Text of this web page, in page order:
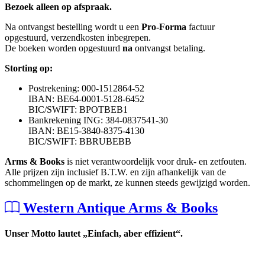
Bezoek alleen op afspraak.
Na ontvangst bestelling wordt u een Pro-Forma factuur
opgestuurd, verzendkosten inbegrepen.
De boeken worden opgestuurd na ontvangst betaling.
Storting op:
Postrekening: 000-1512864-52
IBAN: BE64-0001-5128-6452
BIC/SWIFT: BPOTBEB1
Bankrekening ING: 384-0837541-30
IBAN: BE15-3840-8375-4130
BIC/SWIFT: BBRUBEBB
Arms & Books is niet verantwoordelijk voor druk- en zetfouten.
Alle prijzen zijn inclusief B.T.W. en zijn afhankelijk van de
schommelingen op de markt, ze kunnen steeds gewijzigd worden.
Western Antique Arms & Books
Unser Motto lautet „Einfach, aber effizient“.